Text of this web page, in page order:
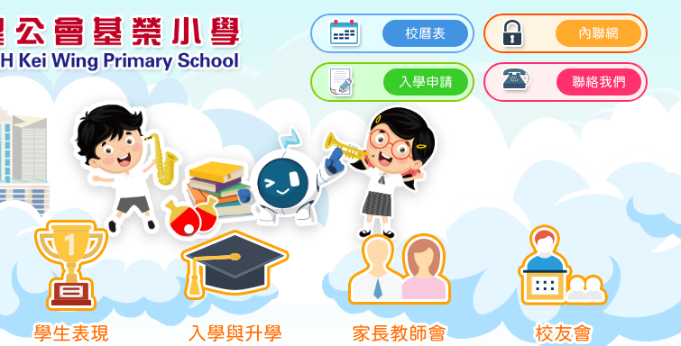
校曆表 內聯網
入學申請 聯絡我們
學生表現 入學與升學 家長教師會 校友會